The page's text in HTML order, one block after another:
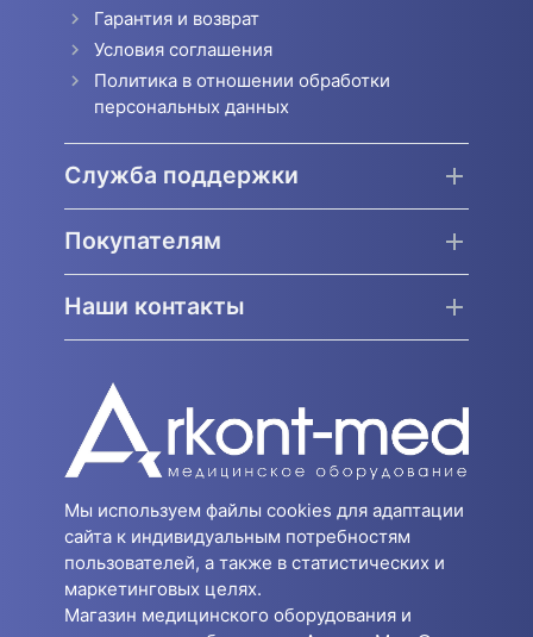
Гарантия и возврат
Условия соглашения
Политика в отношении обработки
персональных данных
Служба поддержки
Покупателям
Наши контакты
Мы используем файлы cookies для адаптации
сайта к индивидуальным потребностям
пользователей, а также в статистических и
маркетинговых целях.
Магазин медицинского оборудования и